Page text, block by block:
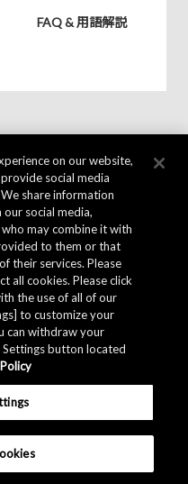
FAQ & 用語解説
on our website,
social media
share information
social media,
may combine it with
to them or that
their services. Please
all cookies. Please click
the use of all of our
to customize your
can withdraw your
button located